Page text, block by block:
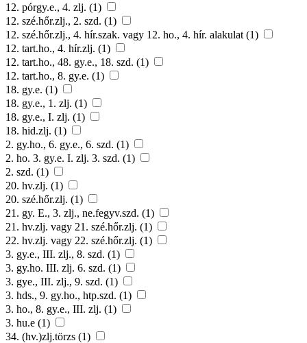
12. pórgy.e., 4. zlj. (1)
12. szé.hőr.zlj., 2. szd. (1)
12. szé.hőr.zlj., 4. hír.szak. vagy 12. ho., 4. hír. alakulat (1)
12. tart.ho., 4. hír.zlj. (1)
12. tart.ho., 48. gy.e., 18. szd. (1)
12. tart.ho., 8. gy.e. (1)
18. gy.e. (1)
18. gy.e., 1. zlj. (1)
18. gy.e., I. zlj. (1)
18. hid.zlj. (1)
2. gy.ho., 6. gy.e., 6. szd. (1)
2. ho. 3. gy.e. I. zlj. 3. szd. (1)
2. szd. (1)
20. hv.zlj. (1)
20. szé.hőr.zlj. (1)
21. gy. E., 3. zlj., ne.fegyv.szd. (1)
21. hv.zlj. vagy 21. szé.hőr.zlj. (1)
22. hv.zlj. vagy 22. szé.hőr.zlj. (1)
3. gy.e., III. zlj., 8. szd. (1)
3. gy.ho. III. zlj. 6. szd. (1)
3. gye., III. zlj., 9. szd. (1)
3. hds., 9. gy.ho., htp.szd. (1)
3. ho., 8. gy.e., III. zlj. (1)
3. hu.e (1)
34. (hv.)zlj.törzs (1)